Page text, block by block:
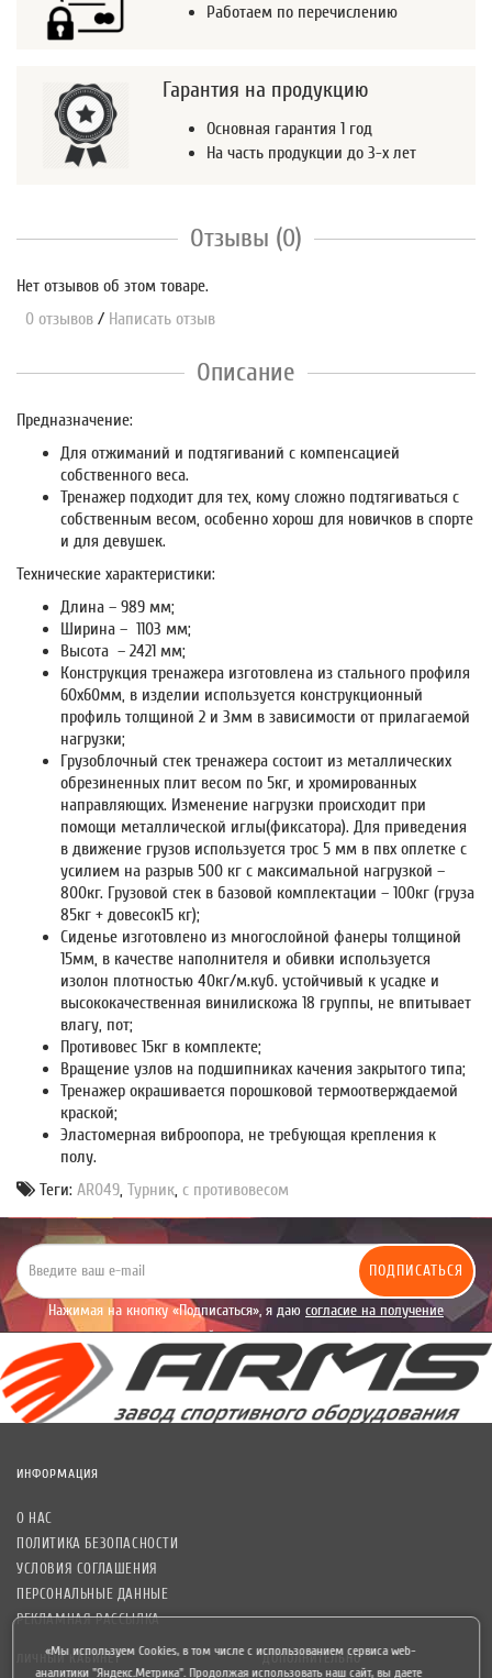
Работаем по перечислению
Гарантия на продукцию
Основная гарантия 1 год
На часть продукции до 3-х лет
Отзывы (0)
Нет отзывов об этом товаре.
0 отзывов / Написать отзыв
Описание
Предназначение:
Для отжиманий и подтягиваний с компенсацией
собственного веса.
Тренажер подходит для тех, кому сложно подтягиваться с
собственным весом, особенно хорош для новичков в спорте
и для девушек.
Технические характеристики:
Длина – 989 мм;
Ширина – 1103 мм;
Высота – 2421 мм;
Конструкция тренажера изготовлена из стального профиля
60х60мм, в изделии используется конструкционный
профиль толщиной 2 и 3мм в зависимости от прилагаемой
нагрузки;
Грузоблочный стек тренажера состоит из металлических
обрезиненных плит весом по 5кг, и хромированных
направляющих. Изменение нагрузки происходит при
помощи металлической иглы(фиксатора). Для приведения
в движение грузов используется трос 5 мм в пвх оплетке с
усилием на разрыв 500 кг с максимальной нагрузкой –
800кг. Грузовой стек в базовой комплектации – 100кг (груза
85кг + довесок15 кг);
Сиденье изготовлено из многослойной фанеры толщиной
15мм, в качестве наполнителя и обивки используется
изолон плотностью 40кг/м.куб. устойчивый к усадке и
высококачественная винилискожа 18 группы, не впитывает
влагу, пот;
Противовес 15кг в комплекте;
Вращение узлов на подшипниках качения закрытого типа;
Тренажер окрашивается порошковой термоотверждаемой
краской;
Эластомерная виброопора, не требующая крепления к
полу.
Теги: AR049, Турник, с противовесом
ПОДПИСАТЬСЯ
Нажимая на кнопку «Подписаться», я даю согласие на получение
уведомлений рекламного характера.
ИНФОРМАЦИЯ
О НАС
ПОЛИТИКА БЕЗОПАСНОСТИ
УСЛОВИЯ СОГЛАШЕНИЯ
ПЕРСОНАЛЬНЫЕ ДАННЫЕ
РЕКЛАМНАЯ РАССЫЛКА
ЛИЧНЫЙ КАБИНЕТ ДОПОЛНИТЕЛЬНО
«Мы используем Cookies, в том числе с использованием сервиса web-
аналитики "Яндекс.Метрика". Продолжая использовать наш сайт, вы даете